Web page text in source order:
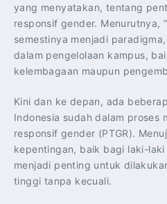
yang menyatakan, tentang
responsif gender. Menurutnya,
semestinya menjadi
dalam pengelolaan kampus,
kelembagaan maupun
Kini dan ke depan, ada
Indonesia sudah dalam proses
responsif gender (PTGR).
kepentingan, baik bagi laki-
menjadi penting untuk
tinggi tanpa kecuali.